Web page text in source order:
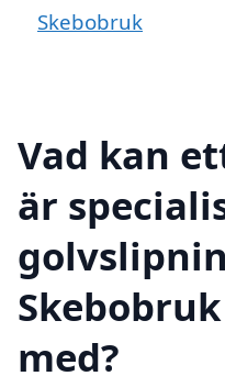
Skebobruk
Vad kan
är
med?